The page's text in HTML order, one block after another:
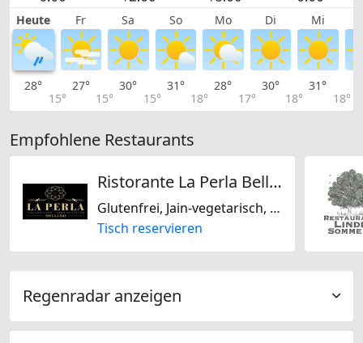
Heute Fr Sa So Mo Di Mi
28°
15°
27°
15°
30°
15°
31°
18°
28°
17°
30°
18°
31°
18°
Empfohlene Restaurants
Ristorante La Perla Belluno
Glutenfrei, Jain-vegetarisch, Laktosefrei, Italienisch
Tisch reservieren
Regenradar anzeigen